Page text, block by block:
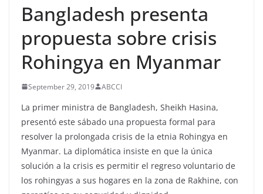
Bangladesh presenta
propuesta sobre crisis
Rohingya en Myanmar
September 29, 2019 ABCCI
La primer ministra de Bangladesh, Sheikh Hasina,
presentó este sábado una propuesta formal para
resolver la prolongada crisis de la etnia Rohingya en
Myanmar. La diplomática insiste en que la única
solución a la crisis es permitir el regreso voluntario de
los rohingyas a sus hogares en la zona de Rakhine, con